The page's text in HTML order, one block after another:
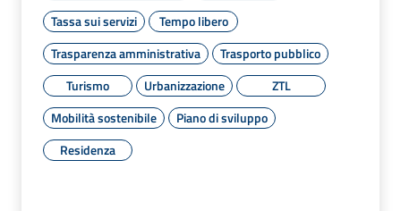
Tassa sui servizi
Tempo libero
Trasparenza amministrativa
Trasporto pubblico
Turismo
Urbanizzazione
ZTL
Mobilità sostenibile
Piano di sviluppo
Residenza